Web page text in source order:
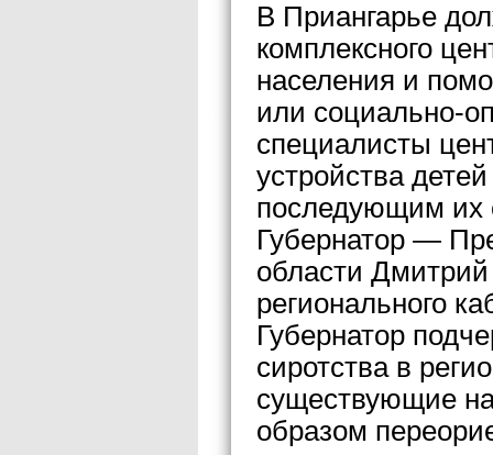
В Приангарье
комплексного
населения и
или социально-
специалисты
устройства
последующим их
Губернатор —
области
регионального
Губернатор
сиротства в
существующие на
образом